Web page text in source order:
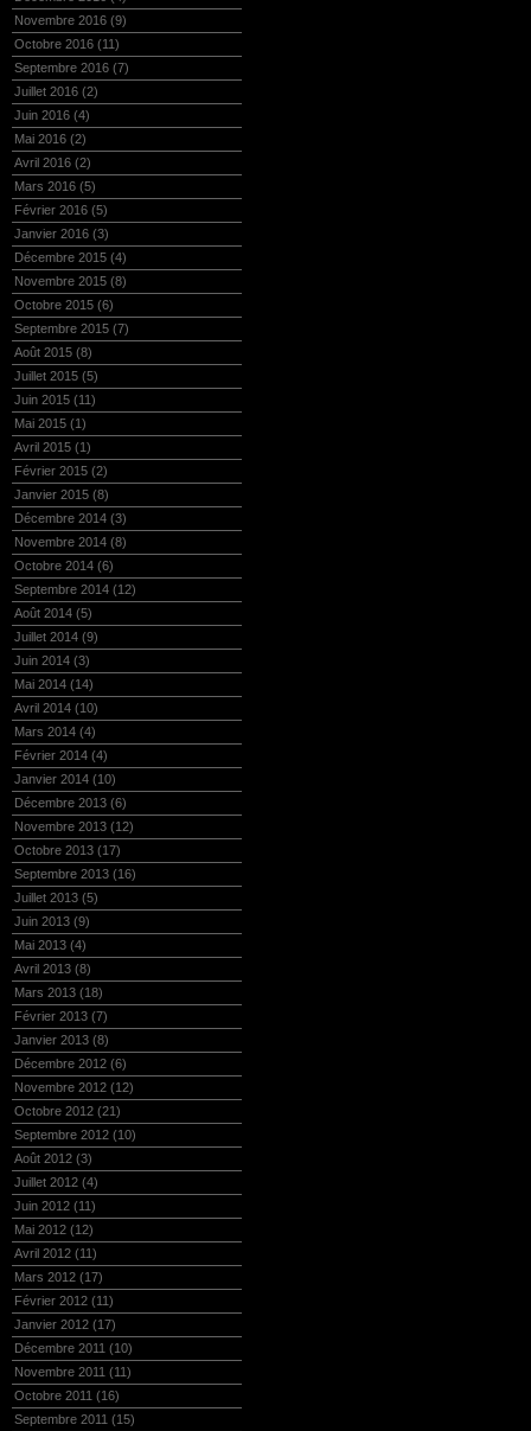
Novembre 2016 (9)
Octobre 2016 (11)
Septembre 2016 (7)
Juillet 2016 (2)
Juin 2016 (4)
Mai 2016 (2)
Avril 2016 (2)
Mars 2016 (5)
Février 2016 (5)
Janvier 2016 (3)
Décembre 2015 (4)
Novembre 2015 (8)
Octobre 2015 (6)
Septembre 2015 (7)
Août 2015 (8)
Juillet 2015 (5)
Juin 2015 (11)
Mai 2015 (1)
Avril 2015 (1)
Février 2015 (2)
Janvier 2015 (8)
Décembre 2014 (3)
Novembre 2014 (8)
Octobre 2014 (6)
Septembre 2014 (12)
Août 2014 (5)
Juillet 2014 (9)
Juin 2014 (3)
Mai 2014 (14)
Avril 2014 (10)
Mars 2014 (4)
Février 2014 (4)
Janvier 2014 (10)
Décembre 2013 (6)
Novembre 2013 (12)
Octobre 2013 (17)
Septembre 2013 (16)
Juillet 2013 (5)
Juin 2013 (9)
Mai 2013 (4)
Avril 2013 (8)
Mars 2013 (18)
Février 2013 (7)
Janvier 2013 (8)
Décembre 2012 (6)
Novembre 2012 (12)
Octobre 2012 (21)
Septembre 2012 (10)
Août 2012 (3)
Juillet 2012 (4)
Juin 2012 (11)
Mai 2012 (12)
Avril 2012 (11)
Mars 2012 (17)
Février 2012 (11)
Janvier 2012 (17)
Décembre 2011 (10)
Novembre 2011 (11)
Octobre 2011 (16)
Septembre 2011 (15)